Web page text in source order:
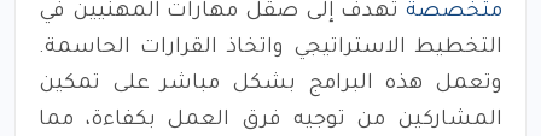
متخصصة تهدف إلى صقل مهارات المهنيين في
التخطيط الاستراتيجي واتخاذ القرارات الحاسمة.
وتعمل هذه البرامج بشكل مباشر على تمكين
المشاركين من توجيه فرق العمل بكفاءة، مما